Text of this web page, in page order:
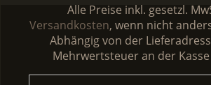
Alle Preise inkl. gesetzl.
Versandkosten, wenn nicht
Abhängig von der
Mehrwertsteuer an der